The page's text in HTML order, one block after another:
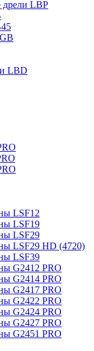
дрели LBP
LBD
LSF12
LSF19
LSF29
LSF29 HD (4720)
LSF39
G2412 PRO
G2414 PRO
G2417 PRO
G2422 PRO
G2424 PRO
G2427 PRO
G2451 PRO